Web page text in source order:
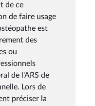
de ce
de faire usage
est
des
ou
de l'ARS de
Lors de
préciser la